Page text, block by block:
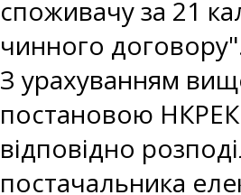
споживачу за 21
чинного
З урахуванням
постановою
відповідно
постачальника